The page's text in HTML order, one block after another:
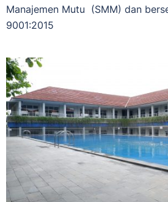
Manajemen Mutu (SMM) dan
9001:2015